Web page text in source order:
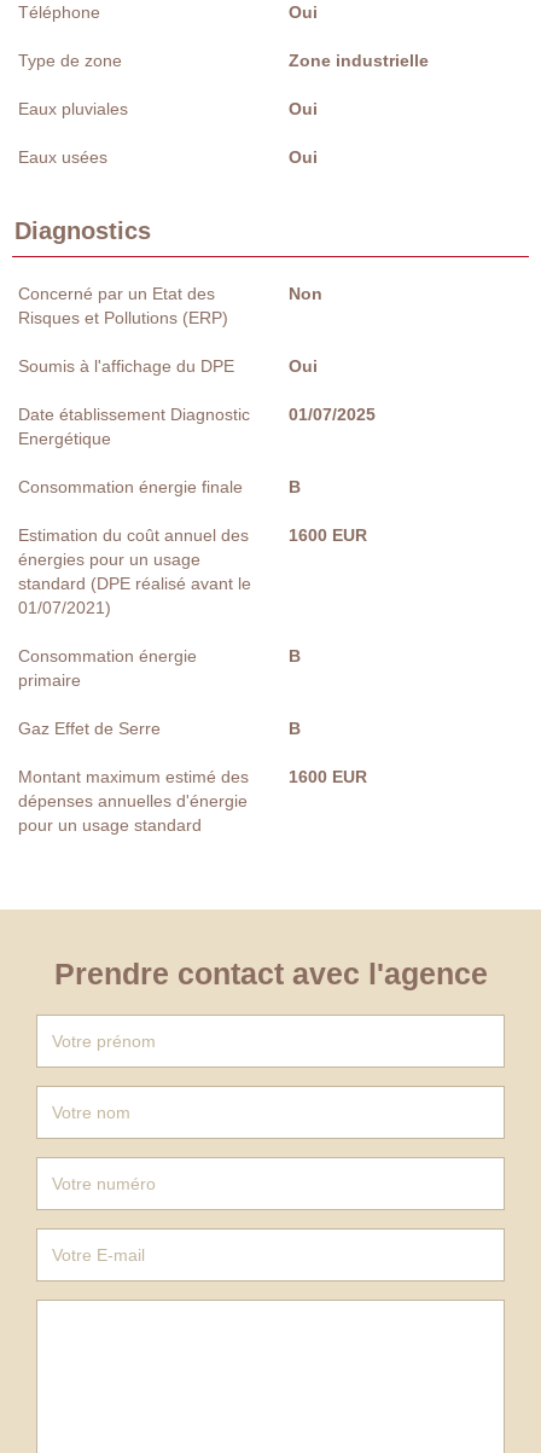
Téléphone Oui
Type de zone Zone industrielle
Eaux pluviales Oui
Eaux usées Oui
Diagnostics
Concerné par un Etat des
Risques et Pollutions (ERP)
Non
Soumis à l'affichage du DPE Oui
Date établissement Diagnostic
Energétique
01/07/2025
Consommation énergie finale B
Estimation du coût annuel des
énergies pour un usage
standard (DPE réalisé avant le
01/07/2021)
1600 EUR
Consommation énergie
primaire
B
Gaz Effet de Serre B
Montant maximum estimé des
dépenses annuelles d'énergie
pour un usage standard
1600 EUR
Prendre contact avec l'agence